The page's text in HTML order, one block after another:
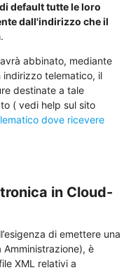
default tutte le loro
dall'indirizzo che il
.
abbinato, mediante
telematico, il
destinate a tale
( vedi help sul sito
dove ricevere
in Cloud-
di emettere una
è
XML relativi a